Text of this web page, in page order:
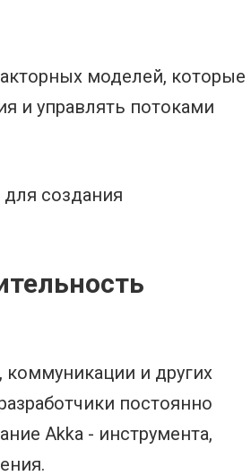
моделей, которые
и управлять потоками
создания
и других
постоянно
Akka - инструмента,